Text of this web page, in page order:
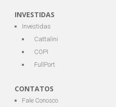
INVESTIDAS
Investidas
Cattalini
COPI
FullPort
CONTATOS
Fale Conosco